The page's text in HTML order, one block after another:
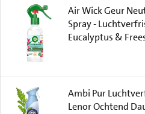
Air Wick Geur
Spray -
Eucalyptus &
Ambi Pur Luchtverfrisser Spray
Lenor Ochtend